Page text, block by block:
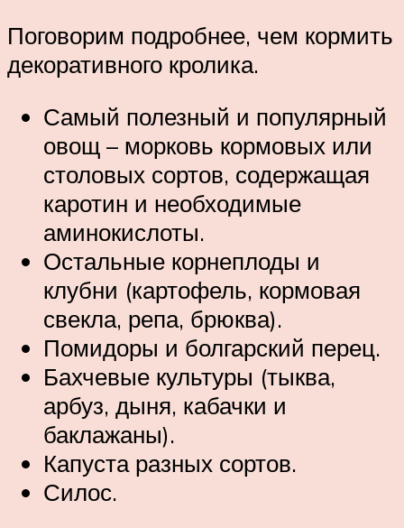
Поговорим подробнее, чем кормить
декоративного кролика.
Самый полезный и популярный
овощ – морковь кормовых или
столовых сортов, содержащая
каротин и необходимые
аминокислоты.
Остальные корнеплоды и
клубни (картофель, кормовая
свекла, репа, брюква).
Помидоры и болгарский перец.
Бахчевые культуры (тыква,
арбуз, дыня, кабачки и
баклажаны).
Капуста разных сортов.
Силос.